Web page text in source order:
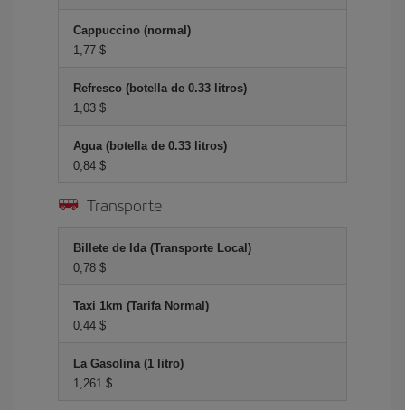
Cappuccino (normal)
1,77 $
Refresco (botella de 0.33 litros)
1,03 $
Agua (botella de 0.33 litros)
0,84 $
Transporte
Billete de Ida (Transporte Local)
0,78 $
Taxi 1km (Tarifa Normal)
0,44 $
La Gasolina (1 litro)
1,261 $